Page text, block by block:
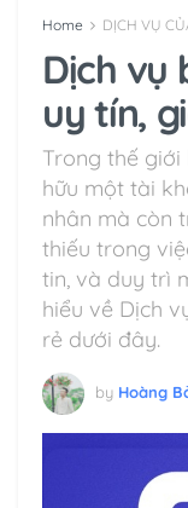
Home DỊCH VỤ
Dịch vụ
uy tín,
Trong thế
hữu một tài
nhân mà còn
thiếu trong
tin, và duy trì
hiểu về Dịch
rẻ dưới đây.
by Hoàng